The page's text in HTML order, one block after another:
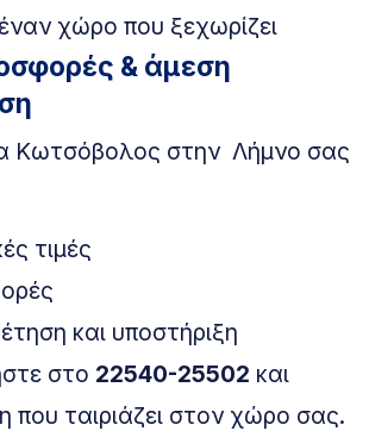
χώρο που ξεχωρίζει
& άμεση
Κωτσόβολος στην Λήμνο σας
τιμές
και υποστήριξη
στο 22540-25502 και
που ταιριάζει στον χώρο σας.